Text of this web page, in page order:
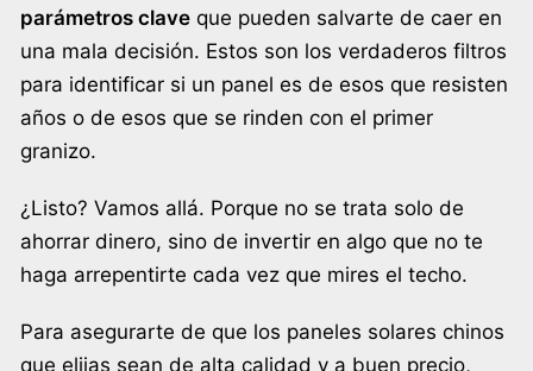
parámetros clave que pueden salvarte de caer en
una mala decisión. Estos son los verdaderos filtros
para identificar si un panel es de esos que resisten
años o de esos que se rinden con el primer
granizo.
¿Listo? Vamos allá. Porque no se trata solo de
ahorrar dinero, sino de invertir en algo que no te
haga arrepentirte cada vez que mires el techo.
Para asegurarte de que los paneles solares chinos
que elijas sean de alta calidad y a buen precio,